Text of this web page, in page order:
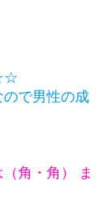
性の成
角・角） ま